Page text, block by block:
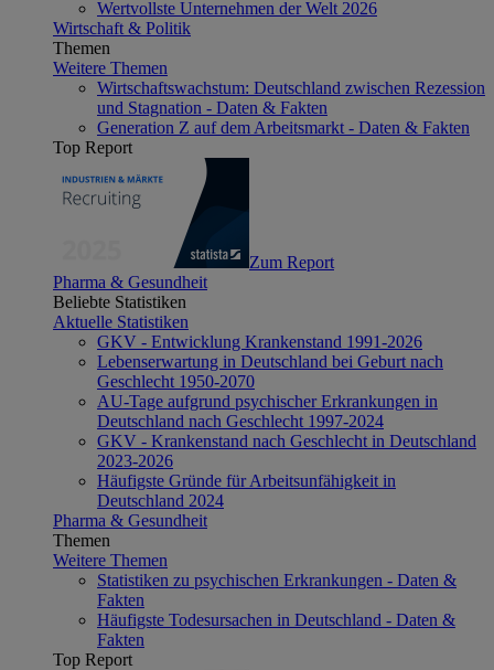
Wertvollste Unternehmen der Welt 2026
Wirtschaft & Politik
Themen
Weitere Themen
Wirtschaftswachstum: Deutschland zwischen Rezession
und Stagnation - Daten & Fakten
Generation Z auf dem Arbeitsmarkt - Daten & Fakten
Top Report
Zum Report
Pharma & Gesundheit
Beliebte Statistiken
Aktuelle Statistiken
GKV - Entwicklung Krankenstand 1991-2026
Lebenserwartung in Deutschland bei Geburt nach
Geschlecht 1950-2070
AU-Tage aufgrund psychischer Erkrankungen in
Deutschland nach Geschlecht 1997-2024
GKV - Krankenstand nach Geschlecht in Deutschland
2023-2026
Häufigste Gründe für Arbeitsunfähigkeit in
Deutschland 2024
Pharma & Gesundheit
Themen
Weitere Themen
Statistiken zu psychischen Erkrankungen - Daten &
Fakten
Häufigste Todesursachen in Deutschland - Daten &
Fakten
Top Report